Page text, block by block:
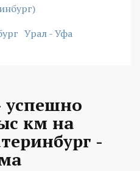
Урал - Уфа
успешно
км на
-